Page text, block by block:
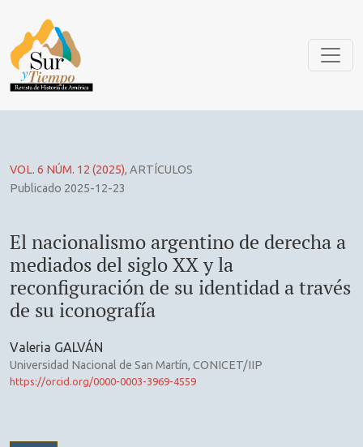
VOL. 6 NÚM. 12 (2025), ARTÍCULOS
El nacionalismo argentino de derecha a
mediados del siglo XX y la
reconfiguración de su identidad a través
de su iconografía
Publicado 2025-12-23
Valeria GALVÁN
Universidad Nacional de San Martín, CONICET/IIP
https://orcid.org/0000-0003-3969-4559